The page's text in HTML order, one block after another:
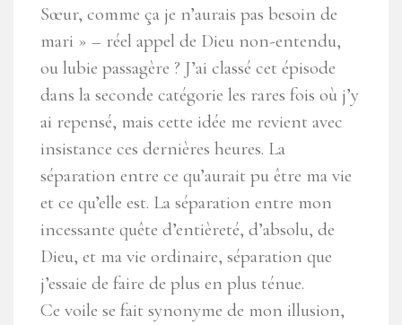
Sœur, comme ça je n’aurais pas besoin de
mari » – réel appel de Dieu non-entendu,
ou lubie passagère ? J’ai classé cet épisode
dans la seconde catégorie les rares fois où j’y
ai repensé, mais cette idée me revient avec
insistance ces dernières heures. La
séparation entre ce qu’aurait pu être ma vie
et ce qu’elle est. La séparation entre mon
incessante quête d’entièreté, d’absolu, de
Dieu, et ma vie ordinaire, séparation que
j’essaie de faire de plus en plus ténue.
Ce voile se fait synonyme de mon illusion,